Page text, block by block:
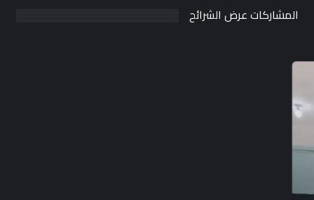
المشاركات عرض الشرائح